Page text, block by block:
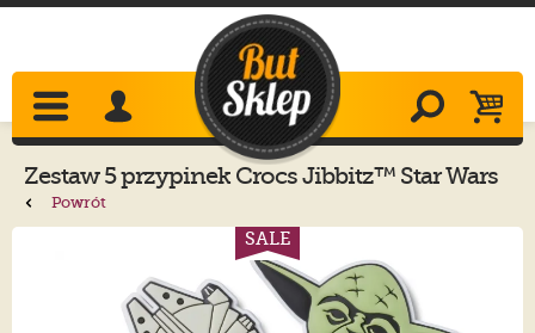
Zestaw 5 przypinek CrocsJibbitz™ Star Wars
5-Pack 10012077
Powrót
SALE